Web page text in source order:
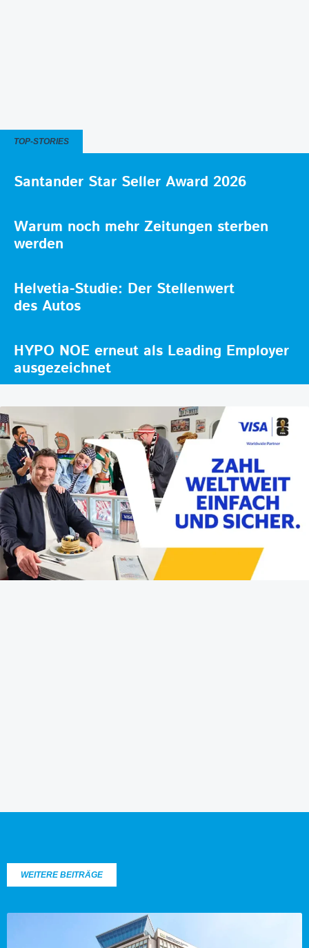
TOP-STORIES
Santander Star Seller Award 2026
Warum noch mehr Zeitungen sterben
werden
Helvetia-Studie: Der Stellenwert
des Autos
HYPO NOE erneut als Leading Employer
ausgezeichnet
WEITERE BEITRÄGE